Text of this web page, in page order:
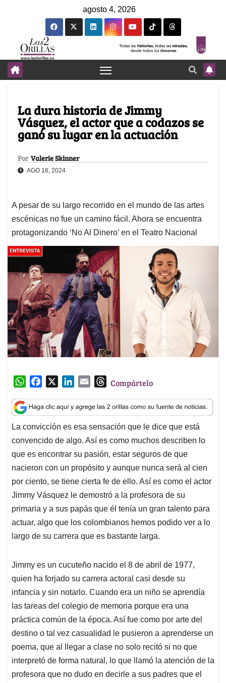
agosto 4, 2026
La dura historia de Jimmy
Vásquez, el actor que a codazos se
ganó su lugar en la actuación
Por Valerie Skinner
AGO 18, 2024
A pesar de su largo recorrido en el mundo de las artes
escénicas no fue un camino fácil. Ahora se encuentra
protagonizando ‘No Al Dinero’ en el Teatro Nacional
W
a
t
s
A
p
p
c
e
b
o
o
k
n
k
e
d
I
n
a
i
l
T
r
e
a
d
s
Compártelo
La convicción es esa sensación que le dice que está
convencido de algo. Así es como muchos describen lo
que es encontrar su pasión, estar seguros de que
nacieron con un propósito y aunque nunca será al cien
por ciento, se tiene cierta fe de ello. Así es como el actor
Jimmy Vásquez le demostró a la profesora de su
primaria y a sus papás que él tenía un gran talento para
actuar, algo que los colombianos hemos podido ver a lo
largo de su carrera que es bastante larga.
Jimmy es un cucuteño nacido el 8 de abril de 1977,
quien ha forjado su carrera actoral casi desde su
infancia y sin notarlo. Cuando era un niño se aprendía
las tareas del colegio de memoria porque era una
práctica común de la época. Así fue como por arte del
destino o tal vez casualidad le pusieron a aprenderse un
poema, que al llegar a clase no solo recitó si no que
interpretó de forma natural, lo que llamó la atención de la
profesora que no dudo en decirle a sus padres que el